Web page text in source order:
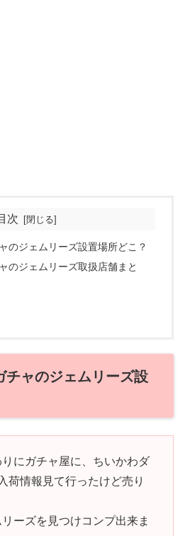
次
のジェムリーズ設置場所どこ？
のジェムリーズ取扱店舗まと
チャのジェムリーズ設
にガチャ屋に、ちいかわダ
荷情報見て行ったけど売り
ーズを見つけコンプ出来ま